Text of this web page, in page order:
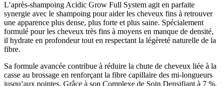
L’après-shampoing Acidic Grow Full System agit en parfaite
synergie avec le shampoing pour aider les cheveux fins à retrouver
une apparence plus dense, plus forte et plus saine. Spécialement
formulé pour les cheveux très fins à moyens en manque de densité,
il hydrate en profondeur tout en respectant la légèreté naturelle de la
fibre.
Sa formule avancée contribue à réduire la chute de cheveux liée à la
casse au brossage en renforçant la fibre capillaire des mi-longueurs
jusqu’aux pointes. Grâce à son Complexe de Soin Densifiant à 7 %,